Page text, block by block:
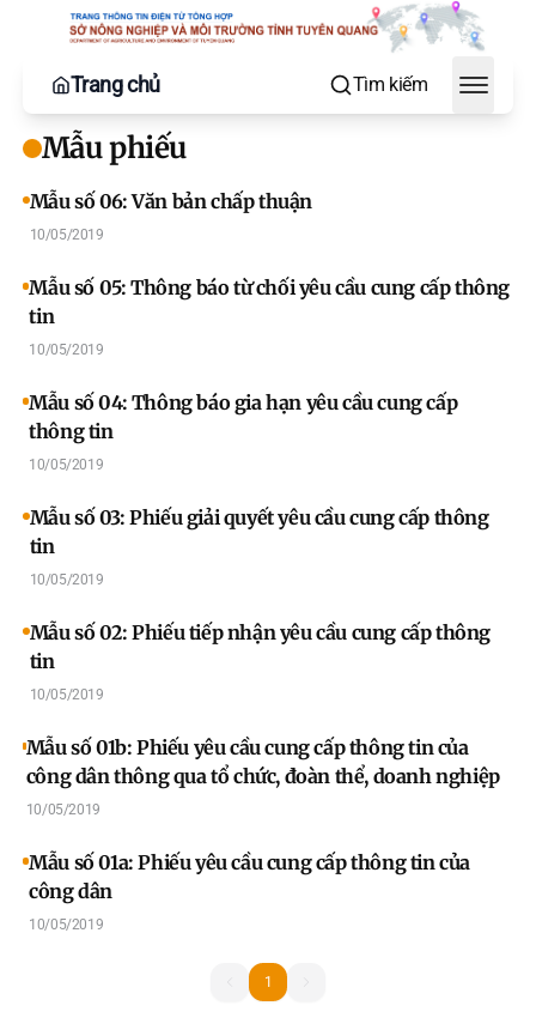
Trang chủ Tìm kiếm
Toggle
Mẫu phiếu
Mẫu số 06: Văn bản chấp thuận
10/05/2019
Mẫu số 05: Thông báo từ chối yêu cầu cung cấp thông
tin
10/05/2019
Mẫu số 04: Thông báo gia hạn yêu cầu cung cấp
thông tin
10/05/2019
Mẫu số 03: Phiếu giải quyết yêu cầu cung cấp thông
tin
10/05/2019
Mẫu số 02: Phiếu tiếp nhận yêu cầu cung cấp thông
tin
10/05/2019
Mẫu số 01b: Phiếu yêu cầu cung cấp thông tin của
công dân thông qua tổ chức, đoàn thể, doanh nghiệp
10/05/2019
Mẫu số 01a: Phiếu yêu cầu cung cấp thông tin của
công dân
10/05/2019
11